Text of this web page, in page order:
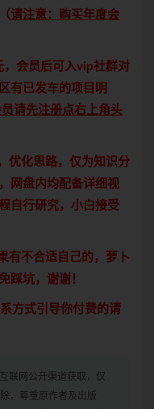
请注意：购买年度会
，会员后可入vip社群对
有已发车的项目明
请先注册点右上角头
优化思路，仅为知识分
网盘内均配备详细视
自行研究，小白接受
有不合适自己的，萝卜
踩坑，谢谢！
方式引导你付费的请
联网公开渠道获取，仅
，尊重原作者及出版